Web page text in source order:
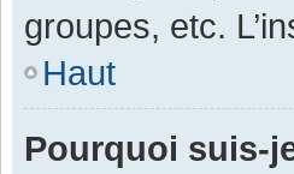
groupes, etc.
Haut
Pourquoi suis-